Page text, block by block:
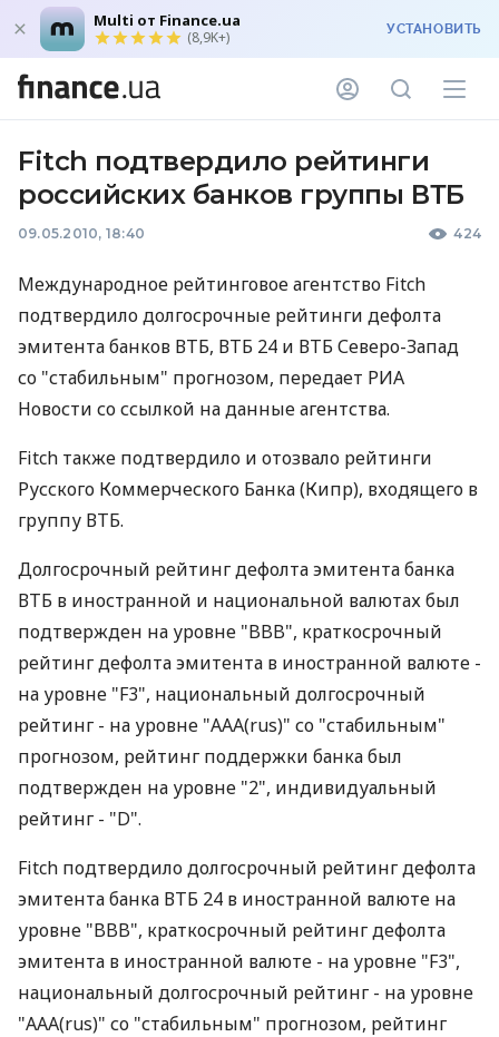
Multi от Finance.ua
(8,9K+) УСТАНОВИТЬ
Fitch подтвердило рейтинги
российских банков группы ВТБ
09.05.2010, 18:40 424
Международное рейтинговое агентство Fitch
подтвердило долгосрочные рейтинги дефолта
эмитента банков ВТБ, ВТБ 24 и ВТБ Северо-Запад
со "стабильным" прогнозом, передает РИА
Новости со ссылкой на данные агентства.
Fitch также подтвердило и отозвало рейтинги
Русского Коммерческого Банка (Кипр), входящего в
группу ВТБ.
Долгосрочный рейтинг дефолта эмитента банка
ВТБ в иностранной и национальной валютах был
подтвержден на уровне "BBB", краткосрочный
рейтинг дефолта эмитента в иностранной валюте -
на уровне "F3", национальный долгосрочный
рейтинг - на уровне "AAA(rus)" со "стабильным"
прогнозом, рейтинг поддержки банка был
подтвержден на уровне "2", индивидуальный
рейтинг - "D".
Fitch подтвердило долгосрочный рейтинг дефолта
эмитента банка ВТБ 24 в иностранной валюте на
уровне "BBB", краткосрочный рейтинг дефолта
эмитента в иностранной валюте - на уровне "F3",
национальный долгосрочный рейтинг - на уровне
"AAA(rus)" со "стабильным" прогнозом, рейтинг